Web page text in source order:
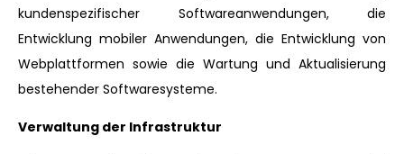
kundenspezifischer Softwareanwendungen, die
Entwicklung mobiler Anwendungen, die Entwicklung von
Webplattformen sowie die Wartung und Aktualisierung
bestehender Softwaresysteme.
Verwaltung der Infrastruktur